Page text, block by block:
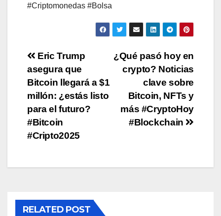
#Criptomonedas #Bolsa
Post
navigation
¿Qué pasó hoy en
crypto? Noticias
clave sobre
Bitcoin, NFTs y
más #CryptoHoy
#Blockchain
Eric Trump
asegura que
Bitcoin llegará a $1
millón: ¿estás listo
para el futuro?
#Bitcoin
#Cripto2025
RELATED POST